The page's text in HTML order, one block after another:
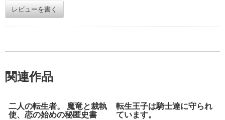
レビューを書く
関連作品
二人の転生者。 魔竜と裁執
使、恋の始めの秘匿史書
転生王子は騎士達に守られ
ています。